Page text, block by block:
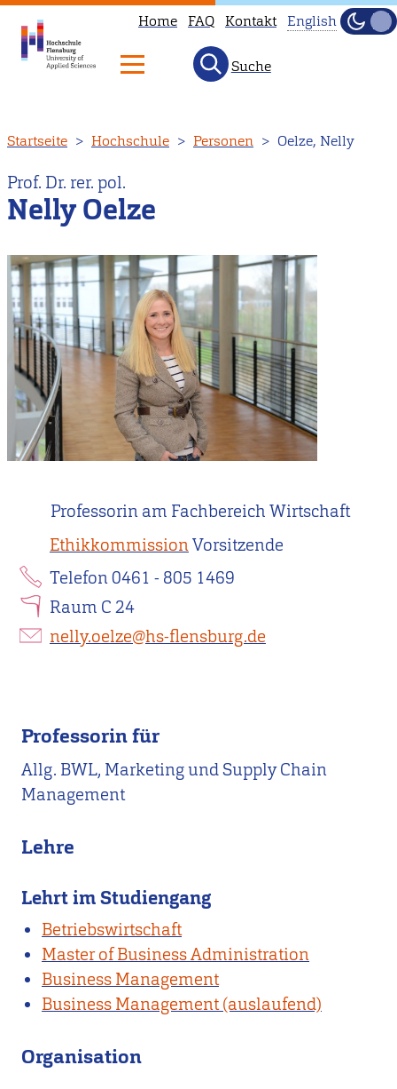
zum
Inhalt
Home FAQ Kontakt
not
to
our
English
main
page
instead.
English
Hell
Suche
Startseite Hochschule Personen Oelze, Nelly
Prof. Dr. rer. pol.
Nelly Oelze
Professorin am Fachbereich Wirtschaft
EthikkommissionVorsitzende
Telefon 0461 - 805 1469
Raum C 24
nelly.oelze@hs-flensburg.de
Professorin für
Allg. BWL, Marketing und Supply Chain
Management
Lehre
Lehrt im Studiengang
Betriebswirtschaft
Master of Business Administration
Business Management
Business Management (auslaufend)
Organisation